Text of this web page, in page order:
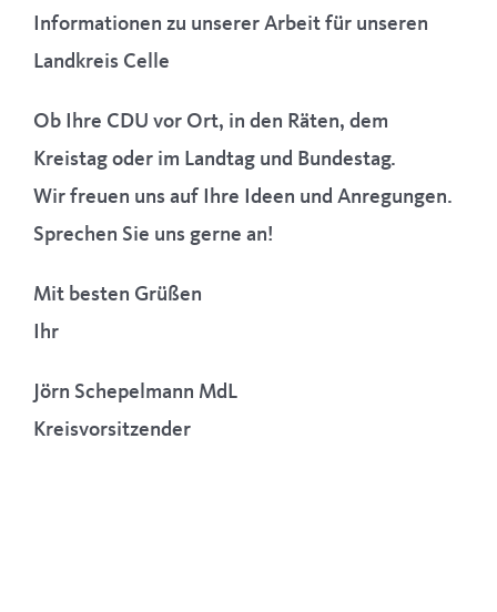
Informationen zu unserer Arbeit für unseren
Landkreis Celle
Ob Ihre CDU vor Ort, in den Räten, dem
Kreistag oder im Landtag und Bundestag.
Wir freuen uns auf Ihre Ideen und Anregungen.
Sprechen Sie uns gerne an!
Mit besten Grüßen
Ihr
Jörn Schepelmann MdL
Kreisvorsitzender